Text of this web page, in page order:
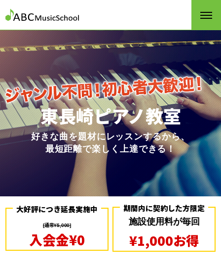
東長崎ピアノ教室
好きな曲を題材にレッスンするから、
最短距離で楽しく上達できる！
大好評につき延長実施中
[通常¥5,000]
入会金¥0
期間内に契約した方限定
施設使用料が毎回
¥1,000お得